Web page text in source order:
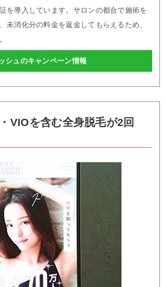
を導入しています。サロンの都合で施術を
未消化分の料金を返金してもらえるため、
シュのキャンペーン情報
VIOを含む全身脱毛が2回